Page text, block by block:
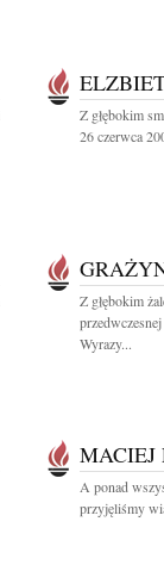
Z głębokim
26 czerwca
Z głębokim
Wyrazy...
MACIEJ
A ponad
przyjęliśmy